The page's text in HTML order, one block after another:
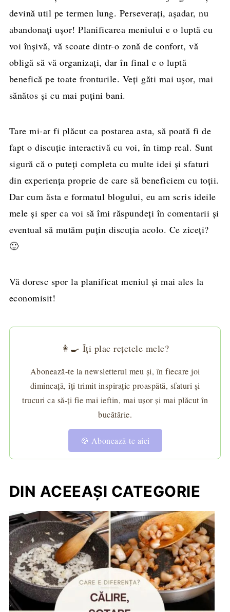
devină util pe termen lung. Perseveraţi, aşadar, nu
abandonaţi uşor! Planificarea meniului e o luptă cu
voi înşivă, vă scoate dintr-o zonă de confort, vă
obligă să vă organizaţi, dar în final e o luptă
benefică pe toate fronturile. Veţi găti mai uşor, mai
sănătos şi cu mai puţini bani.
Tare mi-ar fi plăcut ca postarea asta, să poată fi de
fapt o discuţie interactivă cu voi, în timp real. Sunt
sigură că o puteţi completa cu multe idei şi sfaturi
din experienţa proprie de care să beneficiem cu toţii.
Dar cum ăsta e formatul blogului, eu am scris ideile
mele şi sper ca voi să îmi răspundeţi în comentarii şi
eventual să mutăm puţin discuţia acolo. Ce ziceți?
🙂
Vă doresc spor la planificat meniul şi mai ales la
economisit!
👩‍🍳 Îți plac rețetele mele?
Abonează-te la newsletterul meu și, în fiecare joi
dimineață, îți trimit inspirație proaspătă, sfaturi și
trucuri ca să-ți fie mai ieftin, mai ușor și mai plăcut în
bucătărie.
🍪 Abonează-te aici
DIN ACEEAȘI CATEGORIE